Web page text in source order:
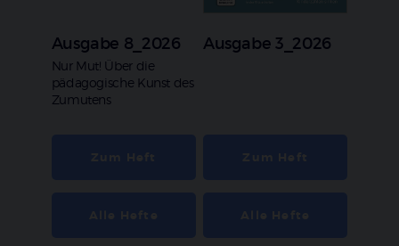
Ausgabe 8_2026
:
Nur Mut! Über die
pädagogische Kunst des
Zumutens
Ausgabe 3_2026